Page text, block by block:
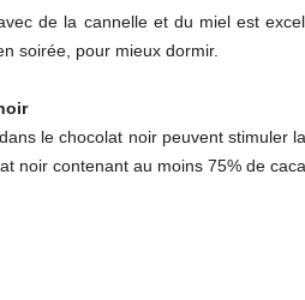
de la cannelle et du miel est
soirée, pour mieux dormir.
le chocolat noir peuvent stimuler
noir contenant au moins 75% de